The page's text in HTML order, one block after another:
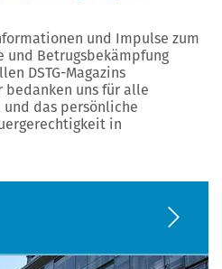
und Impulse zum
und Betrugsbekämpfung
DSTG-Magazins
bedanken uns für alle
und das persönliche
in